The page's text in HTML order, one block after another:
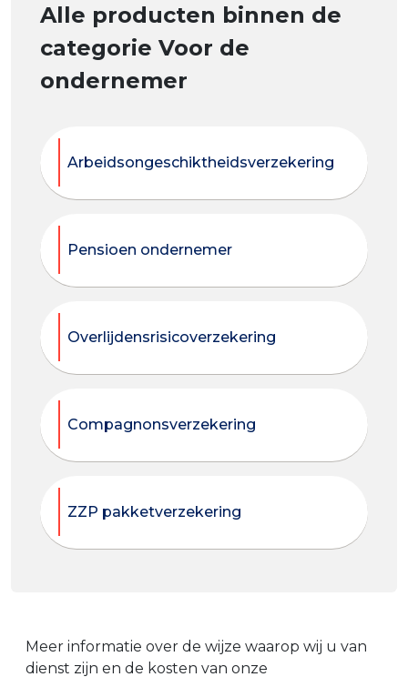
Alle producten binnen de
categorie Voor de
ondernemer
Arbeidsongeschiktheidsverzekering
Pensioen ondernemer
Overlijdensrisicoverzekering
Compagnonsverzekering
ZZP pakketverzekering
Meer informatie over de wijze waarop wij u van
dienst zijn en de kosten van onze